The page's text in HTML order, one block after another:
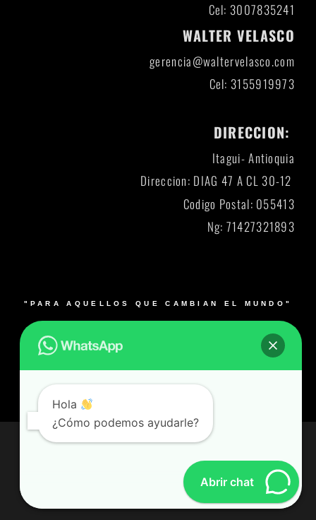
Cel: 3007835241
WALTER VELASCO
gerencia@waltervelasco.com
Cel: 3155919973
DIRECCION:
Itagui- Antioquia
Direccion: DIAG 47 A CL 30-12
Codigo Postal: 055413
Ng: 71427321893
"PARA AQUELLOS QUE CAMBIAN EL MUNDO"
Muebles para laboratorios en Bogotá, Medellín, Cali,
Barranquilla y Bucaramanga- Colombia – Producto 100%
Colombiano
© Todos los derechos reservados
Desarrollado por Alianzared.com
Hola
¿Cómo podemos ayudarle?
Abrir chat